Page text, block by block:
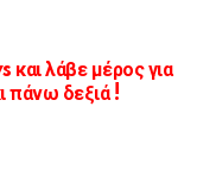
λάβε μέρος για
πάνω δεξιά !